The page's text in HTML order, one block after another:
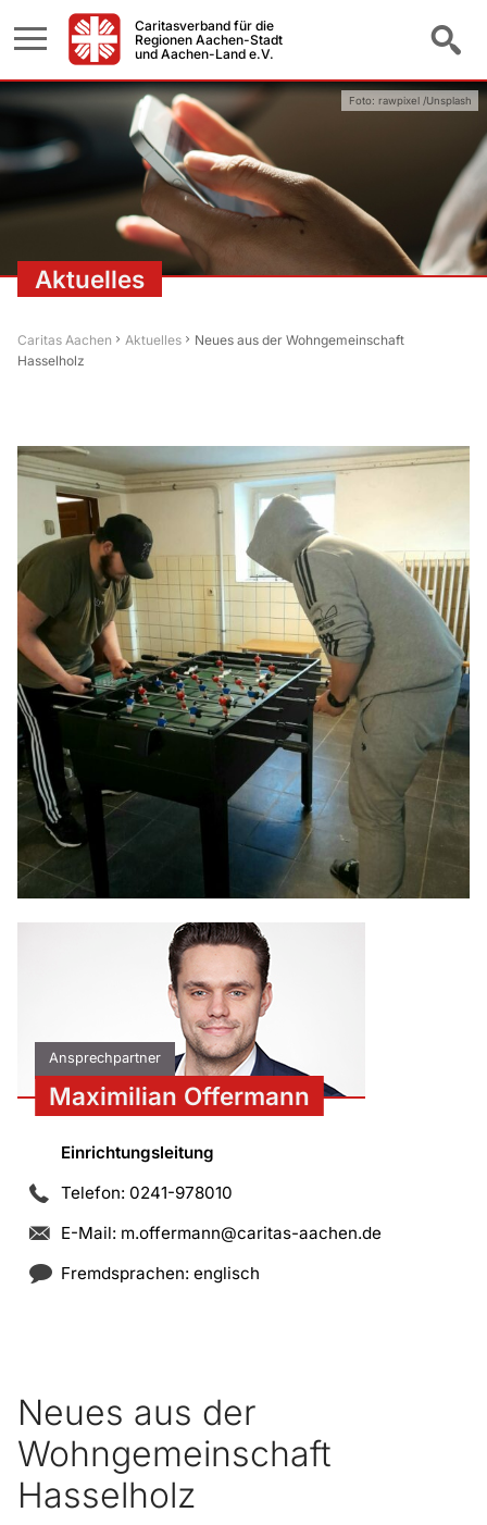
Caritasverband für die
Regionen Aachen-Stadt
und Aachen-Land e.V.
Aktuelles
Foto: rawpixel /Unsplash
Caritas Aachen Aktuelles
Neues aus der Wohngemeinschaft
Hasselholz
Neues aus der
Wohngemeinschaft
Hasselholz
Ansprechpartner
Maximilian Offermann
Einrichtungsleitung
Telefon: 0241-978010
E-Mail: m.offermann@caritas-aachen.de
Fremdsprachen: englisch